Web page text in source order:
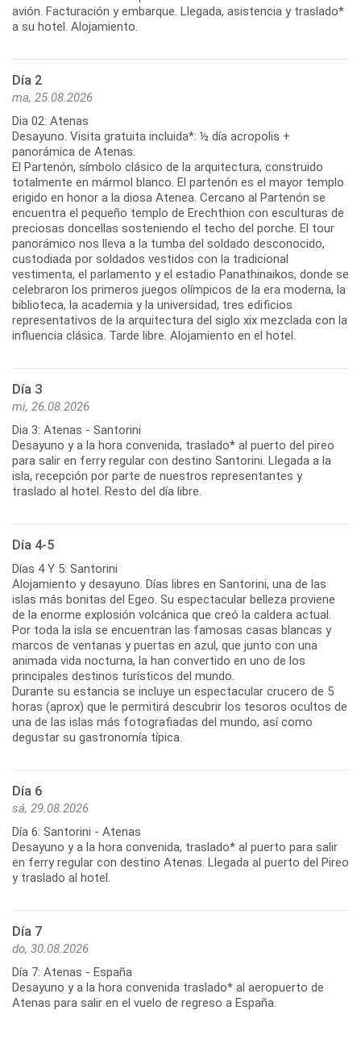
avión. Facturación y embarque. Llegada, asistencia y traslado*
a su hotel. Alojamiento.
Día 2
ma, 25.08.2026
Dia 02: Atenas
Desayuno. Visita gratuita incluida*: ½ día acropolis +
panorámica de Atenas.
El Partenón, símbolo clásico de la arquitectura, construido
totalmente en mármol blanco. El partenón es el mayor templo
erigido en honor a la diosa Atenea. Cercano al Partenón se
encuentra el pequeño templo de Erechthion con esculturas de
preciosas doncellas sosteniendo el techo del porche. El tour
panorámico nos lleva a la tumba del soldado desconocido,
custodiada por soldados vestidos con la tradicional
vestimenta, el parlamento y el estadio Panathinaikos, donde se
celebraron los primeros juegos olímpicos de la era moderna, la
biblioteca, la academia y la universidad, tres edificios
representativos de la arquitectura del siglo xix mezclada con la
influencia clásica. Tarde libre. Alojamiento en el hotel.
Día 3
mi, 26.08.2026
Dia 3: Atenas - Santorini
Desayuno y a la hora convenida, traslado* al puerto del pireo
para salir en ferry regular con destino Santorini. Llegada a la
isla, recepción por parte de nuestros representantes y
traslado al hotel. Resto del día libre.
Día 4-5
Días 4 Y 5: Santorini
Alojamiento y desayuno. Días libres en Santorini, una de las
islas más bonitas del Egeo. Su espectacular belleza proviene
de la enorme explosión volcánica que creó la caldera actual.
Por toda la isla se encuentran las famosas casas blancas y
marcos de ventanas y puertas en azul, que junto con una
animada vida nocturna, la han convertido en uno de los
principales destinos turísticos del mundo.
Durante su estancia se incluye un espectacular crucero de 5
horas (aprox) que le permitirá descubrir los tesoros ocultos de
una de las islas más fotografiadas del mundo, así como
degustar su gastronomía típica.
Día 6
sá, 29.08.2026
Día 6: Santorini - Atenas
Desayuno y a la hora convenida, traslado* al puerto para salir
en ferry regular con destino Atenas. Llegada al puerto del Pireo
y traslado al hotel.
Día 7
do, 30.08.2026
Día 7: Atenas - España
Desayuno y a la hora convenida traslado* al aeropuerto de